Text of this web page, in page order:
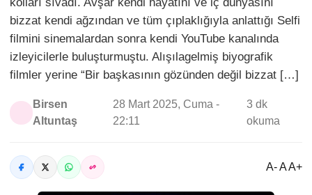
bizzat kendi ağzından ve tüm çıplaklığıyla anlattığı Selfi
filmini sinemalardan sonra kendi YouTube kanalında
izleyicilerle buluşturmuştu. Alışılagelmiş biyografik
filmler yerine “Bir başkasının gözünden değil bizzat […]
Birsen
Altuntaş
28 Mart 2025, Cuma -
22:11
3 dk
okuma
A- A A+